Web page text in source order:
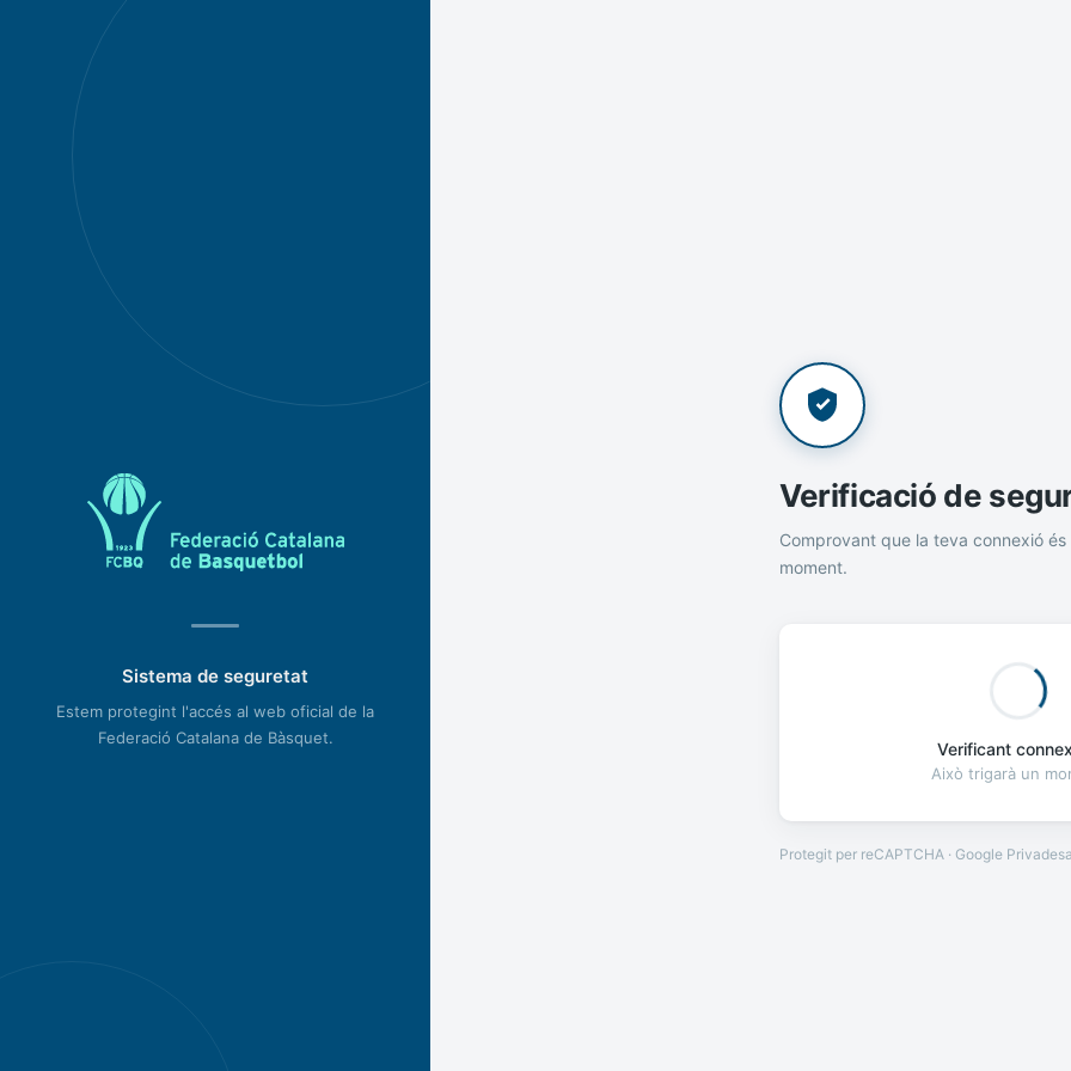
Sistema de seguretat
Estem protegint l'accés al web oficial de la
Federació Catalana de Bàsquet.
Verificació de
Comprovant que la teva connexió és
moment.
Verificant
Això trigarà un
Protegit per reCAPTCHA · Google Privadesa